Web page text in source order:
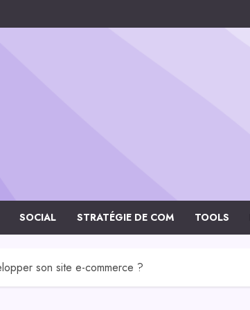
SOCIAL STRATÉGIE DE COM TOOLS
son site e-commerce ?